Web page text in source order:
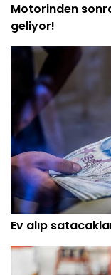
Motorinden
geliyor!
Ev alıp